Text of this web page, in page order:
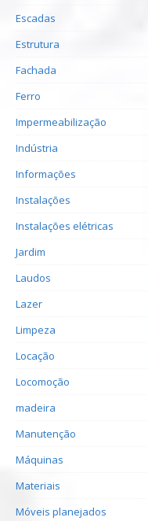
Escadas
Estrutura
Fachada
Ferro
Impermeabilização
Indústria
Informações
Instalações
Instalações elétricas
Jardim
Laudos
Lazer
Limpeza
Locação
Locomoção
madeira
Manutenção
Máquinas
Materiais
Móveis planejados